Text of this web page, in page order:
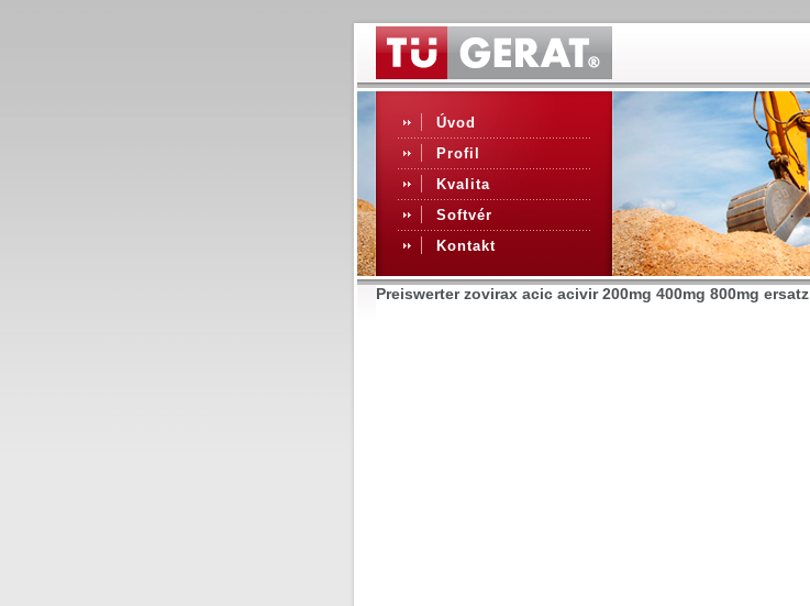
Úvod
Profil
Kvalita
Softvér
Kontakt
Preiswerter zovirax acic acivir 200mg 400mg 800mg ersatz